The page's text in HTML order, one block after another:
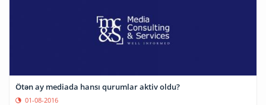
Ötən ay mediada hansı qurumlar aktiv oldu?
01-08-2016